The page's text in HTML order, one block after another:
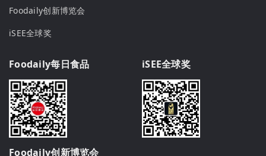
Foodaily创新博览会
iSEE全球奖
Foodaily每日食品 iSEE全球奖
Foodaily创新博览会